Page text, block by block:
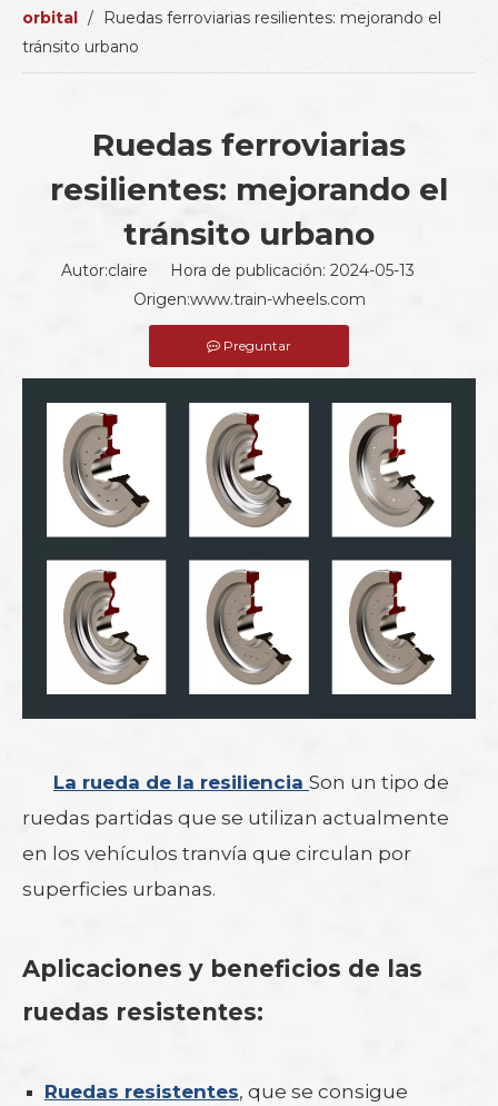
orbital /
Ruedas ferroviarias resilientes: mejorando el
tránsito urbano
Ruedas ferroviarias
resilientes: mejorando el
tránsito urbano
Autor:claire Hora de publicación: 2024-05-13
Origen:www.train-wheels.com
Preguntar
La rueda de la resiliencia Son un tipo de
ruedas partidas que se utilizan actualmente
en los vehículos tranvía que circulan por
superficies urbanas.
Aplicaciones y beneficios de las
ruedas resistentes:
Ruedas resistentes, que se consigue